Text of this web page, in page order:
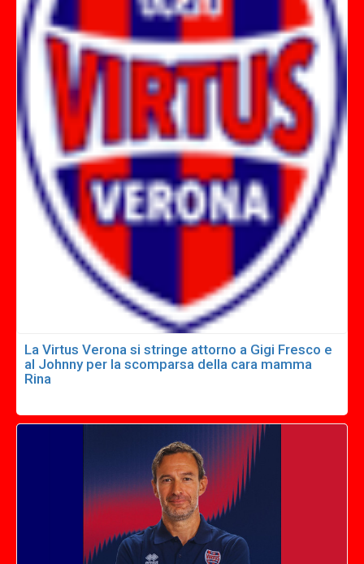
La Virtus Verona si stringe attorno a Gigi Fresco e
al Johnny per la scomparsa della cara mamma
Rina